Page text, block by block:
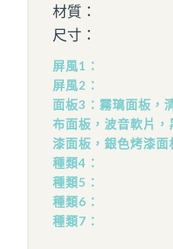
材質：
尺寸：
屏風1：
屏風2：
面板3：霧璃面板，
布面板，波音軟片
漆面板，銀色烤漆面
種類4：
種類5：
種類6：
種類7：